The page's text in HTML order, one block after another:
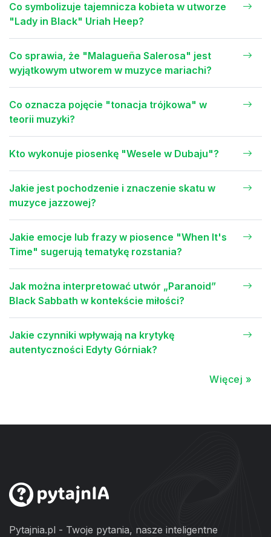
Co symbolizuje tajemnicza kobieta w utworze
"Lady in Black" Uriah Heep?
Co sprawia, że "Malagueña Salerosa" jest
wyjątkowym utworem w muzyce mariachi?
Co oznacza pojęcie "tonacja trójkowa" w
teorii muzyki?
Kto wykonuje piosenkę "Wesele w Dubaju"?
Jakie jest pochodzenie i znaczenie skatu w
muzyce jazzowej?
Jakie emocje lub frazy w piosence "When It's
Time" sugerują tematykę rozstania?
Jak można interpretować utwór „Paranoid”
Black Sabbath w kontekście miłości?
Jakie czynniki wpływają na krytykę
autentyczności Edyty Górniak?
Więcej »
Pytajnia.pl - Twoje pytania, nasze inteligentne